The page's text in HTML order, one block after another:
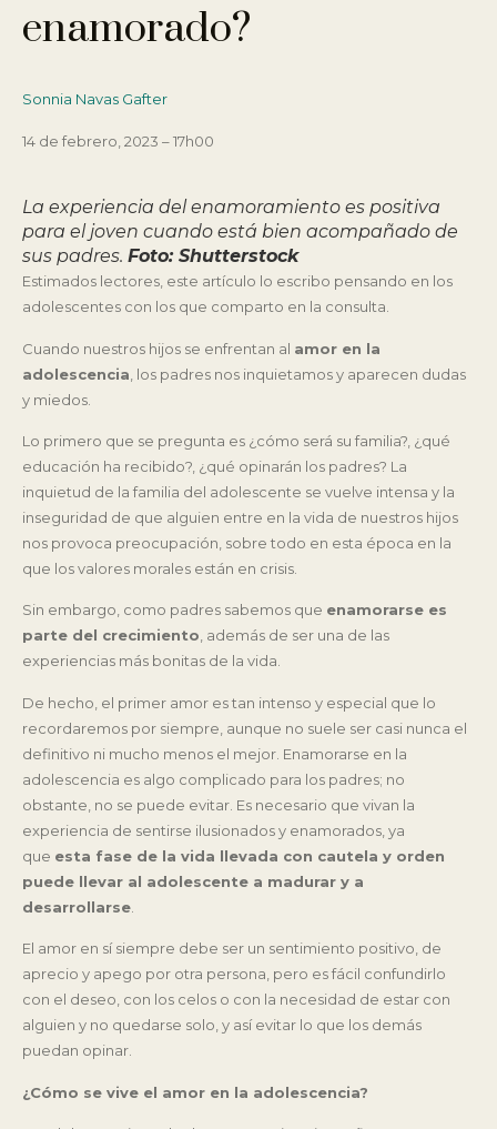
enamorado?
Sonnia Navas Gafter
14 de febrero, 2023 – 17h00
La experiencia del enamoramiento es positiva
para el joven cuando está bien acompañado de
sus padres. Foto: Shutterstock
Estimados lectores, este artículo lo escribo pensando en los
adolescentes con los que comparto en la consulta.
Cuando nuestros hijos se enfrentan al amor en la
adolescencia , los padres nos inquietamos y aparecen dudas
y miedos.
Lo primero que se pregunta es ¿cómo será su familia?, ¿qué
educación ha recibido?, ¿qué opinarán los padres? La
inquietud de la familia del adolescente se vuelve intensa y la
inseguridad de que alguien entre en la vida de nuestros hijos
nos provoca preocupación, sobre todo en esta época en la
que los valores morales están en crisis.
Sin embargo, como padres sabemos que enamorarse es
parte del crecimiento, además de ser una de las
experiencias más bonitas de la vida.
De hecho, el primer amor es tan intenso y especial que lo
recordaremos por siempre, aunque no suele ser casi nunca el
definitivo ni mucho menos el mejor. Enamorarse en la
adolescencia es algo complicado para los padres; no
obstante, no se puede evitar. Es necesario que vivan la
experiencia de sentirse ilusionados y enamorados, ya
que esta fase de la vida llevada con cautela y orden
puede llevar al adolescente a madurar y a
desarrollarse
El amor en sí siempre debe ser un sentimiento positivo, de
aprecio y apego por otra persona, pero es fácil confundirlo
con el deseo, con los celos o con la necesidad de estar con
alguien y no quedarse solo, y así evitar lo que los demás
puedan opinar.
¿Cómo se vive el amor en la adolescencia?